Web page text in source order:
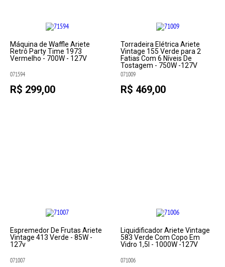
Máquina de Waffle Ariete
Retrô Party Time 1973
Vermelho - 700W - 127V
071594
R$ 299,00
Torradeira Elétrica Ariete
Vintage 155 Verde para 2
Fatias Com 6 Níveis De
Tostagem - 750W -127V
071009
R$ 469,00
Espremedor De Frutas Ariete
Vintage 413 Verde - 85W -
127v
071007
Liquidificador Ariete Vintage
583 Verde Com Copo Em
Vidro 1,5l - 1000W -127V
071006